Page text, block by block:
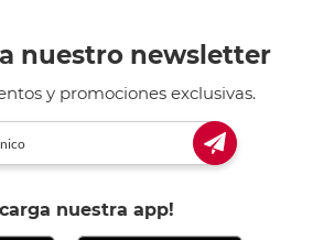
nuestro newsletter
y promociones exclusivas.
nuestra app!